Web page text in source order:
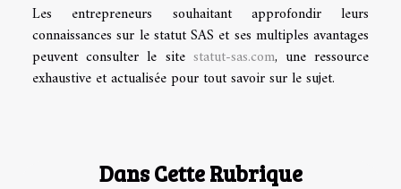
Les entrepreneurs souhaitant approfondir leurs
connaissances sur le statut SAS et ses multiples avantages
peuvent consulter le site statut-sas.com, une ressource
exhaustive et actualisée pour tout savoir sur le sujet.
Dans Cette Rubrique